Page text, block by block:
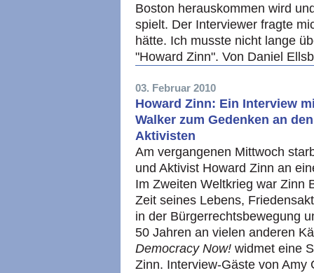
Boston herauskommen wird
spielt. Der Interviewer fragte
hätte. Ich musste nicht lange
"Howard Zinn". Von Daniel
03. Februar 2010
Howard Zinn: Ein Interview
Walker zum Gedenken an
Aktivisten
Am vergangenen Mittwoch
und Aktivist Howard Zinn an
Im Zweiten Weltkrieg war Zinn
Zeit seines Lebens,
in der Bürgerrechtsbewegung
50 Jahren an vielen anderen
Democracy Now! widmet eine
Zinn. Interview-Gäste von Amy